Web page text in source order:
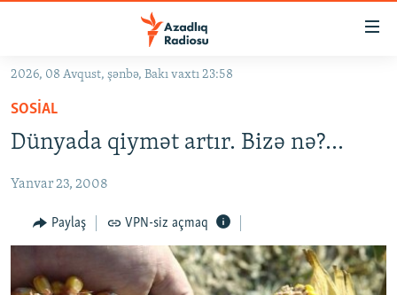
Əsas
qayıt
Əsas
naviqasiyaya
qayıt
GÜNDƏM
KORRUPSIOMETR
#ƏSLINDƏ
FƏRQƏ BAX
QANUNI DOĞRU
ARAŞDIRMA
2026, 08 Avqust, şənbə, Bakı vaxtı 23:58
SOSIAL
Dünyada qiymət artır. Bizə nə?...
Yanvar 23, 2008
Paylaş VPN-siz açmaq